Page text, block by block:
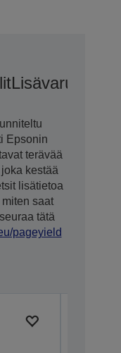
Lisävarusteet
Epsonin
terävää
kestää
lisätietoa
saat
tätä
pageyield